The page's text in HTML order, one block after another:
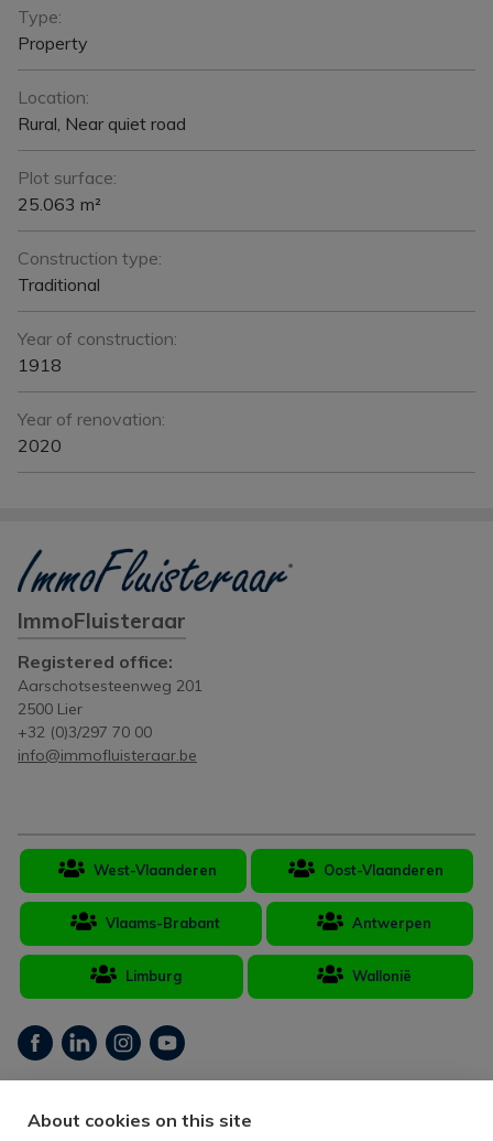
Type:
Property
Location:
Rural, Near quiet road
Plot surface:
25.063 m²
Construction type:
Traditional
Year of construction:
1918
Year of renovation:
2020
ImmoFluisteraar
Registered office:
Aarschotsesteenweg 201
2500 Lier
+32 (0)3/297 70 00
info@immofluisteraar.be
West-Vlaanderen Oost-Vlaanderen
Vlaams-Brabant Antwerpen
Limburg Wallonië
Real estate broker Belgium BIV 502.406 - Company number BTW-BE
About cookies on this site